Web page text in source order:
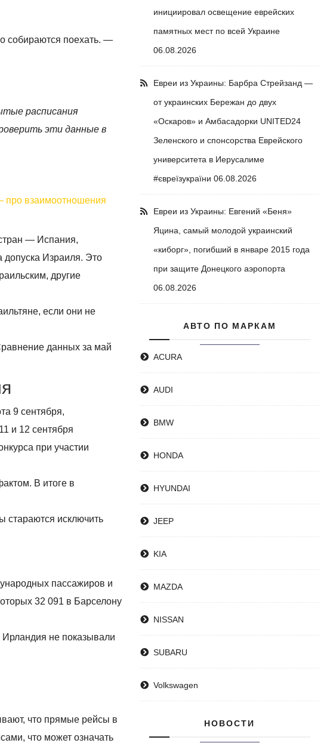
собираются поехать. —
расписания
эти данные в
про взаимоотношения
— Испания,
допуска Израиля. Это
другие
если они не
данных за май
9 сентября,
и 12 сентября
при участии
В итоге в
стараются исключить
пассажиров и
32 091 в Барселону
не показывали
что прямые рейсы в
что может означать
инициировал освещение еврейских
памятных мест по всей Украине
06.08.2026
Евреи из Украины: Барбра Стрейзанд —
от украинских Бережан до двух
«Оскаров» и Амбасадорки UNITED24
Зеленского и спонсорства Еврейского
университета в Иерусалиме
#євреїзукраїни 06.08.2026
Евреи из Украины: Евгений «Беня»
Яцина, самый молодой украинский
«киборг», погибший в январе 2015 года
при защите Донецкого аэропорта
06.08.2026
АВТО ПО МАРКАМ
ACURA
AUDI
BMW
HONDA
HYUNDAI
JEEP
KIA
MAZDA
NISSAN
SUBARU
Volkswagen
НОВОСТИ